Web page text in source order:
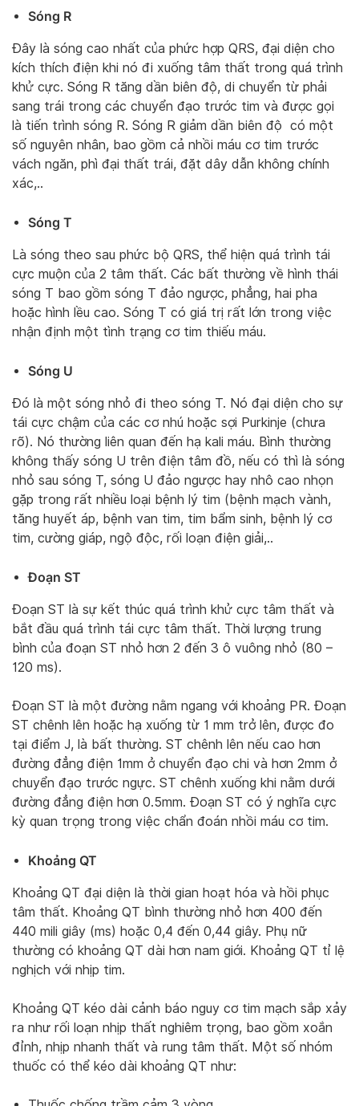
Sóng R
Đây là sóng cao nhất của phức hợp QRS, đại diện cho
kích thích điện khi nó đi xuống tâm thất trong quá trình
khử cực. Sóng R tăng dần biên độ, di chuyển từ phải
sang trái trong các chuyển đạo trước tim và được gọi
là tiến trình sóng R. Sóng R giảm dần biên độ có một
số nguyên nhân, bao gồm cả nhồi máu cơ tim trước
vách ngăn, phì đại thất trái, đặt dây dẫn không chính
xác,..
Sóng T
Là sóng theo sau phức bộ QRS, thể hiện quá trình tái
cực muộn của 2 tâm thất. Các bất thường về hình thái
sóng T bao gồm sóng T đảo ngược, phẳng, hai pha
hoặc hình lều cao. Sóng T có giá trị rất lớn trong việc
nhận định một tình trạng cơ tim thiếu máu.
Sóng U
Đó là một sóng nhỏ đi theo sóng T. Nó đại diện cho sự
tái cực chậm của các cơ nhú hoặc sợi Purkinje (chưa
rõ). Nó thường liên quan đến hạ kali máu. Bình thường
không thấy sóng U trên điện tâm đồ, nếu có thì là sóng
nhỏ sau sóng T, sóng U đảo ngược hay nhô cao nhọn
gặp trong rất nhiều loại bệnh lý tim (bệnh mạch vành,
tăng huyết áp, bệnh van tim, tim bẩm sinh, bệnh lý cơ
tim, cường giáp, ngộ độc, rối loạn điện giải,..
Đoạn ST
Đoạn ST là sự kết thúc quá trình khử cực tâm thất và
bắt đầu quá trình tái cực tâm thất. Thời lượng trung
bình của đoạn ST nhỏ hơn 2 đến 3 ô vuông nhỏ (80 –
120 ms).
Đoạn ST là một đường nằm ngang với khoảng PR. Đoạn
ST chênh lên hoặc hạ xuống từ 1 mm trở lên, được đo
tại điểm J, là bất thường. ST chênh lên nếu cao hơn
đường đẳng điện 1mm ở chuyển đạo chi và hơn 2mm ở
chuyển đạo trước ngực. ST chênh xuống khi nằm dưới
đường đẳng điện hơn 0.5mm. Đoạn ST có ý nghĩa cực
kỳ quan trọng trong việc chẩn đoán nhồi máu cơ tim.
Khoảng QT
Khoảng QT đại diện là thời gian hoạt hóa và hồi phục
tâm thất. Khoảng QT bình thường nhỏ hơn 400 đến
440 mili giây (ms) hoặc 0,4 đến 0,44 giây. Phụ nữ
thường có khoảng QT dài hơn nam giới. Khoảng QT tỉ lệ
nghịch với nhịp tim.
Khoảng QT kéo dài cảnh báo nguy cơ tim mạch sắp xảy
ra như rối loạn nhịp thất nghiêm trọng, bao gồm xoắn
đỉnh, nhịp nhanh thất và rung tâm thất. Một số nhóm
thuốc có thể kéo dài khoảng QT như: